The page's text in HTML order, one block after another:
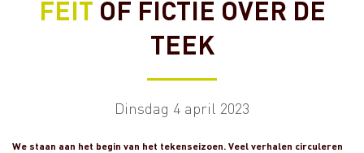
FEIT OF FICTIE OVER DE
TEEK
Dinsdag 4 april 2023
We staan aan het begin van het tekenseizoen. Veel verhalen circuleren